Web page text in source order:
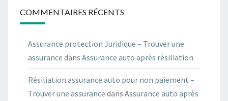
COMMENTAIRES RÉCENTS
Assurance protection Juridique – Trouver une
assurance dans Assurance auto après résiliation
Résiliation assurance auto pour non paiement –
Trouver une assurance dans Assurance auto après